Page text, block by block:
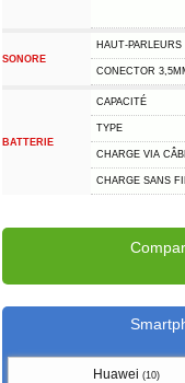
SONORE
HAUT-PARLEURS
CONECTOR
BATTERIE
CAPACITÉ
TYPE
CHARGE VIA
CHARGE SANS
Huawei(10)